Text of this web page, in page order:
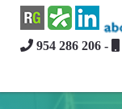
954 286 206 -